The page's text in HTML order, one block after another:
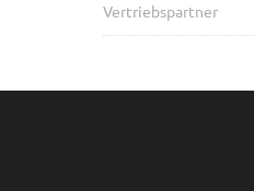
Vertriebspartner